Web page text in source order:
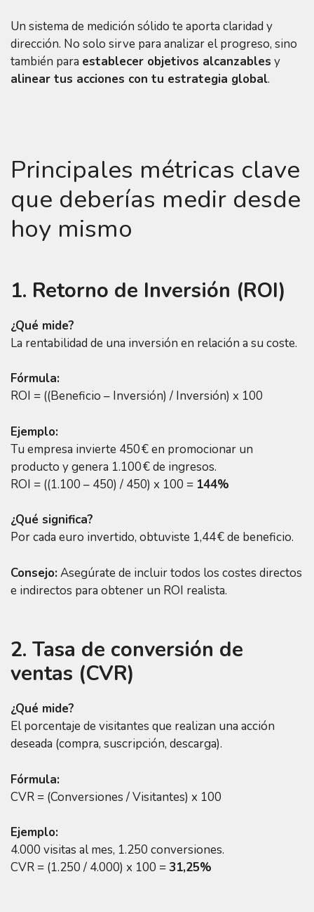
Un sistema de medición sólido te aporta claridad y
dirección. No solo sirve para analizar el progreso, sino
también para establecer objetivos alcanzables y
alinear tus acciones con tu estrategia global.
Principales métricas clave
que deberías medir desde
hoy mismo
1. Retorno de Inversión (ROI)
¿Qué mide?
La rentabilidad de una inversión en relación a su coste.
Fórmula:
ROI = ((Beneficio – Inversión) / Inversión) x 100
Ejemplo:
Tu empresa invierte 450 € en promocionar un
producto y genera 1.100 € de ingresos.
ROI = ((1.100 – 450) / 450) x 100 = 144%
¿Qué significa?
Por cada euro invertido, obtuviste 1,44 € de beneficio.
Consejo: Asegúrate de incluir todos los costes directos
e indirectos para obtener un ROI realista.
2. Tasa de conversión de
ventas (CVR)
¿Qué mide?
El porcentaje de visitantes que realizan una acción
deseada (compra, suscripción, descarga).
Fórmula:
CVR = (Conversiones / Visitantes) x 100
Ejemplo:
4.000 visitas al mes, 1.250 conversiones.
CVR = (1.250 / 4.000) x 100 =31,25%